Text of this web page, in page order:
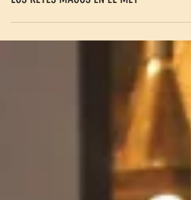
HISTORIA / PÁGINAS DEL CONTINENTE
LOS REYES MAGOS EN EL MET